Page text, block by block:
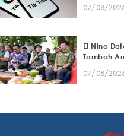
07/08/
El Nino
Tambah
07/08/